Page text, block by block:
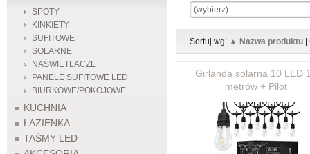
SPOTY
KINKIETY
SUFITOWE
SOLARNE
NAŚWIETLACZE
PANELE SUFITOWE LED
BIURKOWE/POKOJOWE
KUCHNIA
ŁAZIENKA
TAŚMY LED
(wybierz)
Sortuj wg: ▲ Nazwa produktu
Girlanda solarna 10 LED
metrów + Pilot